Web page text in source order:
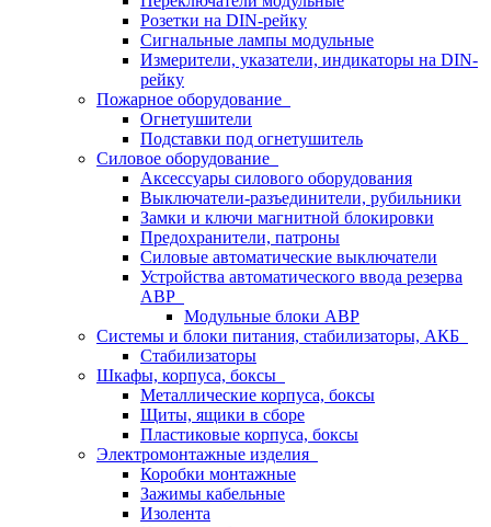
Розетки на DIN-рейку
Сигнальные лампы модульные
Измерители, указатели, индикаторы на DIN-
рейку
Пожарное оборудование
Огнетушители
Подставки под огнетушитель
Силовое оборудование
Аксессуары силового оборудования
Выключатели-разъединители, рубильники
Замки и ключи магнитной блокировки
Предохранители, патроны
Силовые автоматические выключатели
Устройства автоматического ввода резерва
АВР
Модульные блоки АВР
Системы и блоки питания, стабилизаторы, АКБ
Стабилизаторы
Шкафы, корпуса, боксы
Металлические корпуса, боксы
Щиты, ящики в сборе
Пластиковые корпуса, боксы
Электромонтажные изделия
Коробки монтажные
Зажимы кабельные
Изолента